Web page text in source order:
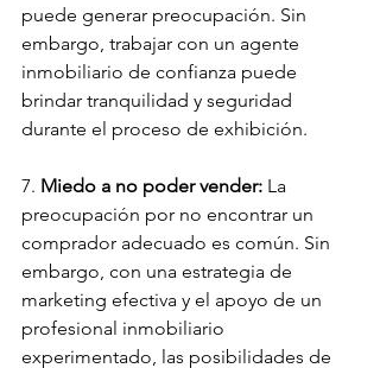
puede generar preocupación. Sin
embargo, trabajar con un agente
inmobiliario de confianza puede
brindar tranquilidad y seguridad
durante el proceso de exhibición.
7. Miedo a no poder vender: La
preocupación por no encontrar un
comprador adecuado es común. Sin
embargo, con una estrategia de
marketing efectiva y el apoyo de un
profesional inmobiliario
experimentado, las posibilidades de